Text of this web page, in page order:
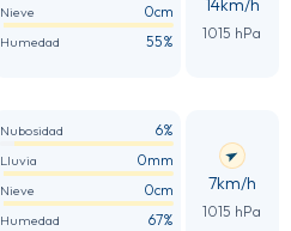
Nieve 0cm
Humedad 55%
14km/h
1015 hPa
Nubosidad 6%
Lluvia 0mm
Nieve 0cm
Humedad 67%
7km/h
1015 hPa